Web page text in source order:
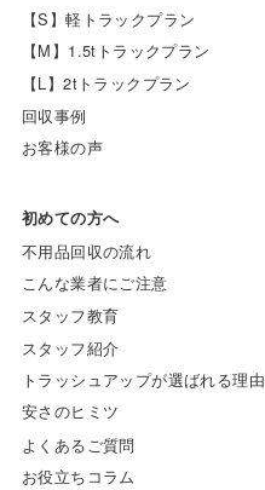
【S】軽トラックプラン
【M】1.5tトラックプラン
【L】2tトラックプラン
回収事例
お客様の声
初めての方へ
不用品回収の流れ
こんな業者にご注意
スタッフ教育
スタッフ紹介
トラッシュアップが選ばれる理由
安さのヒミツ
よくあるご質問
お役立ちコラム